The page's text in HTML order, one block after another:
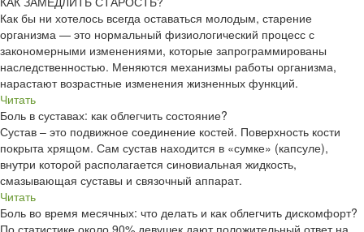
Как бы ни хотелось всегда оставаться молодым, старение
организма — это нормальный физиологический процесс с
закономерными изменениями, которые запрограммированы
наследственностью. Меняются механизмы работы организма,
нарастают возрастные изменения жизненных функций.
Читать
Боль в суставах: как облегчить состояние?
Сустав – это подвижное соединение костей. Поверхность кости
покрыта хрящом. Сам сустав находится в «сумке» (капсуле),
внутри которой располагается синовиальная жидкость,
смазывающая суставы и связочный аппарат.
Читать
Боль во время месячных: что делать и как облегчить дискомфорт?
По статистике около 90% девушек дают положительный ответ на